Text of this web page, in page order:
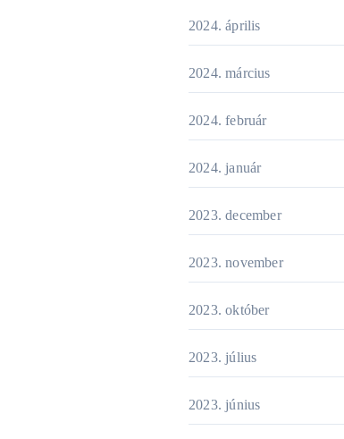
2024. április
2024. március
2024. február
2024. január
2023. december
2023. november
2023. október
2023. július
2023. június